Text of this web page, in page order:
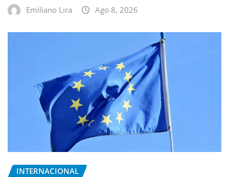
Emiliano Lira Ago 8, 2026
INTERNACIONAL